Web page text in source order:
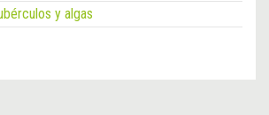
y algas